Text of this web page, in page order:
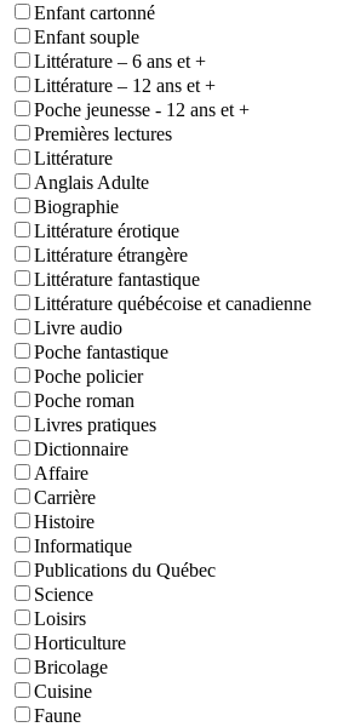
Enfant cartonné
Enfant souple
Littérature – 6 ans et +
Littérature – 12 ans et +
Poche jeunesse - 12 ans et +
Premières lectures
Littérature
Anglais Adulte
Biographie
Littérature érotique
Littérature étrangère
Littérature fantastique
Littérature québécoise et canadienne
Livre audio
Poche fantastique
Poche policier
Poche roman
Livres pratiques
Dictionnaire
Affaire
Carrière
Histoire
Informatique
Publications du Québec
Science
Loisirs
Horticulture
Bricolage
Cuisine
Faune